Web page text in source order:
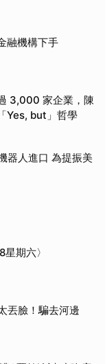
融機構下手
3,000 家企業，陳
Yes, but」哲學
器人進口 為提振美
期六〉
丟臉！騙去河邊